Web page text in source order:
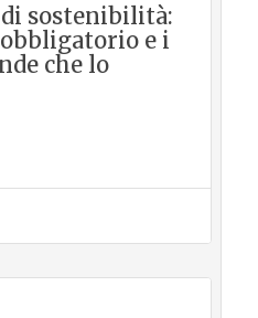
sostenibilità:
e i
che lo